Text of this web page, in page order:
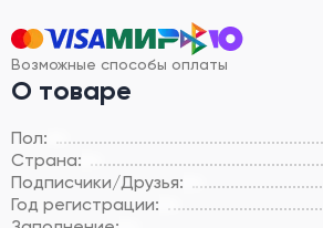
Возможные способы оплаты
О товаре
Пол:
Страна:
Подписчики/Друзья:
Год регистрации: